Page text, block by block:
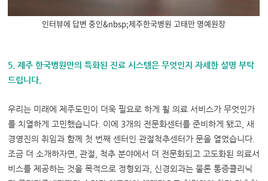
인터뷰에 답변 중인&nbsp;제주한국병원 고태만 명예원장
5. 제주 한국병원만의 특화된 진료 시스템은 무엇인지 자세한 설명 부탁
드립니다.
우리는 미래에 제주도민이 더욱 필요로 하게 될 의료 서비스가 무엇인가
를 치열하게 고민했습니다. 이에 3개의 전문화센터를 준비하게 됐고, 새
경영진의 취임과 함께 첫 번째 센터인 관절척추센터가 문을 열었습니다.
조금 더 소개하자면, 관절, 척추 분야에서 더 전문화되고 고도화된 의료서
비스를 제공하는 것을 목적으로 정형외과, 신경외과는 물론 통증클리닉